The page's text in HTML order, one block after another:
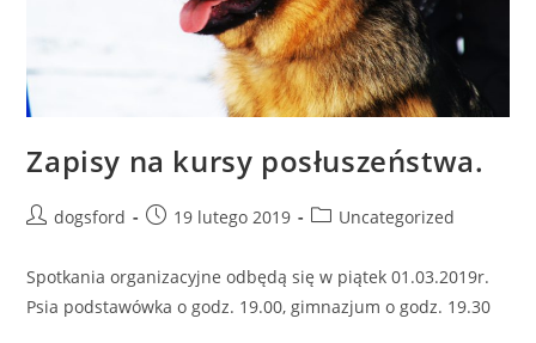
Zapisy na kursy posłuszeństwa.
Postdogsford
Post19 lutego 2019
PostUncategorized
Spotkania organizacyjne odbędą się w piątek 01.03.2019r.
Psia podstawówka o godz. 19.00, gimnazjum o godz. 19.30